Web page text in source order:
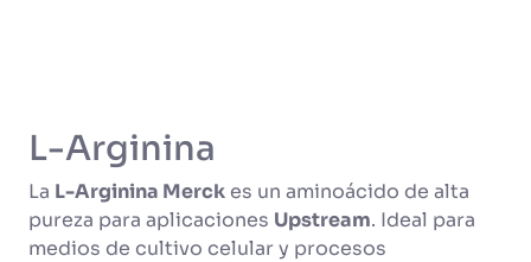
L-Arginina
La L-Arginina Merck es un aminoácido de alta
pureza para aplicaciones Upstream. Ideal para
medios de cultivo celular y procesos